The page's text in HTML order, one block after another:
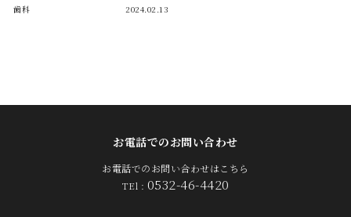
歯科 2024.02.13
お電話でのお問い合わせ
お電話でのお問い合わせはこちら
TEl : 0532-46-4420